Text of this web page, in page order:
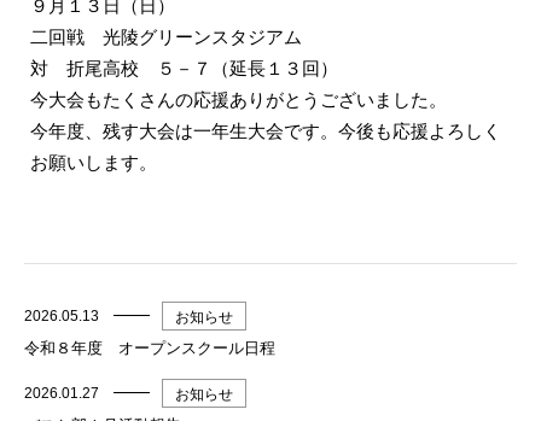
９月１３日（日）
二回戦 光陵グリーンスタジアム
対 折尾高校 ５－７（延長１３回）
今大会もたくさんの応援ありがとうございました。
今年度、残す大会は一年生大会です。今後も応援よろしく
お願いします。
2026.05.13 お知らせ
令和８年度 オープンスクール日程
2026.01.27 お知らせ